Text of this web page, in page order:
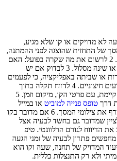
לא מדויקים או קו שלא מגיע,
כך: 1 לצלם מסך של התחזית שהוצגה לפני ההמתנה,
כולל מספר קו, תחנה ושעה. 2 לרשום את מה שקרה בפועל: האם
הקו לא הגיע, הגיע מוקדם, או שינה מסלול. 3 לבדוק אם יש
או שביתה באפליקציה, כי לפעמים
הנתונים משתנים בגלל אירועים חיצוניים. 4 לדווח תקלה בתוך
האפליקציה אם האפשרות קיימת, עם פרטי הקו, מיקום וזמן. 5
דרך טופס פנייה למוביט או במייל
ולצרף את צילומי המסך. 6 אם מדובר בקו
שמדובר גם בחשד לבעיה אצל
הדיווח לגורם הרלוונטי. טיפ
פתרון לבעיה של זמני הגעה
המדויק של תחנה, שעה וקו הוא
ולא רק התנצלות כללית.